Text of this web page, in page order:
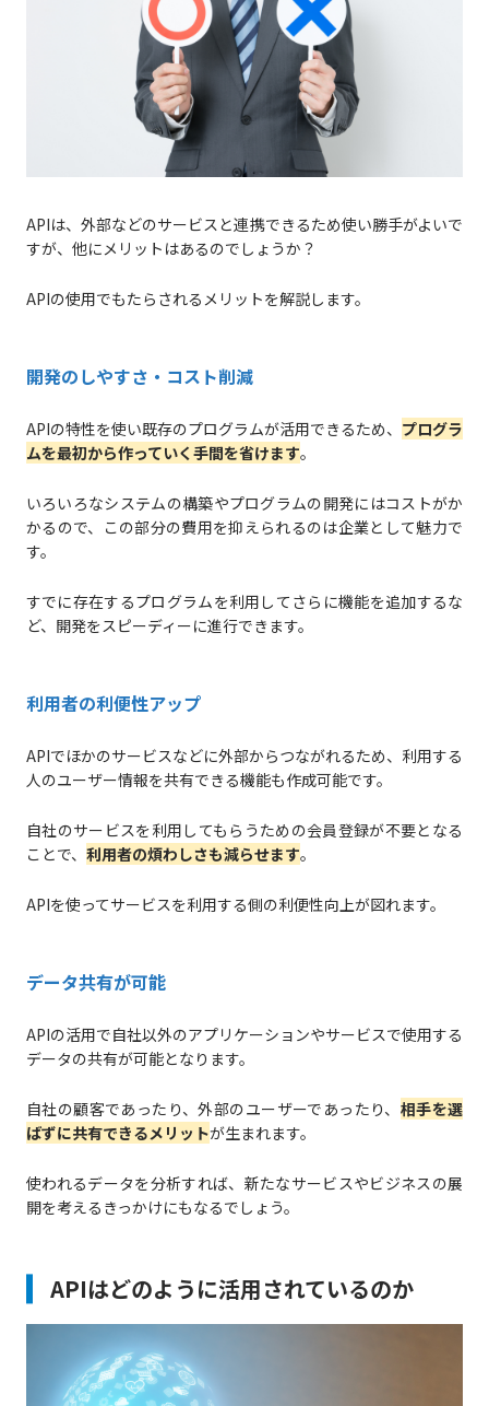
APIは、外部などのサービスと連携できるため使い勝手がよいで
すが、他にメリットはあるのでしょうか？
APIの使用でもたらされるメリットを解説します。
開発のしやすさ・コスト削減
APIの特性を使い既存のプログラムが活用できるため、 プログラ
ムを最初から作っていく手間を省けます。
いろいろなシステムの構築やプログラムの開発にはコストがか
かるので、この部分の費用を抑えられるのは企業として魅力で
す。
すでに存在するプログラムを利用してさらに機能を追加するな
ど、開発をスピーディーに進行できます。
利用者の利便性アップ
APIでほかのサービスなどに外部からつながれるため、利用する
人のユーザー情報を共有できる機能も作成可能です。
自社のサービスを利用してもらうための会員登録が不要となる
ことで、 利用者の煩わしさも減らせます。
APIを使ってサービスを利用する側の利便性向上が図れます。
データ共有が可能
APIの活用で自社以外のアプリケーションやサービスで使用する
データの共有が可能となります。
自社の顧客であったり、外部のユーザーであったり、 相手を選
ばずに共有できるメリットが生まれます。
使われるデータを分析すれば、新たなサービスやビジネスの展
開を考えるきっかけにもなるでしょう。
APIはどのように活用されているのか